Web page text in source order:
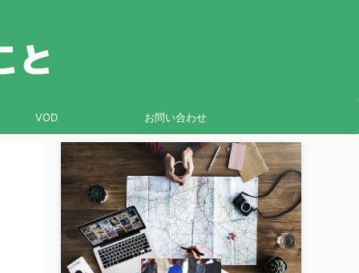
VOD お問い合わせ